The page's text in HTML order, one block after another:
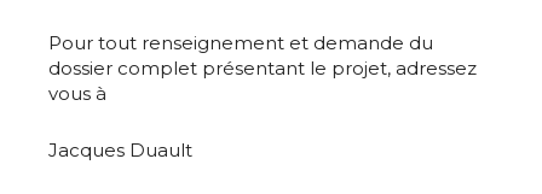
Pour tout renseignement et demande du
dossier complet présentant le projet, adressez
vous à
Jacques Duault